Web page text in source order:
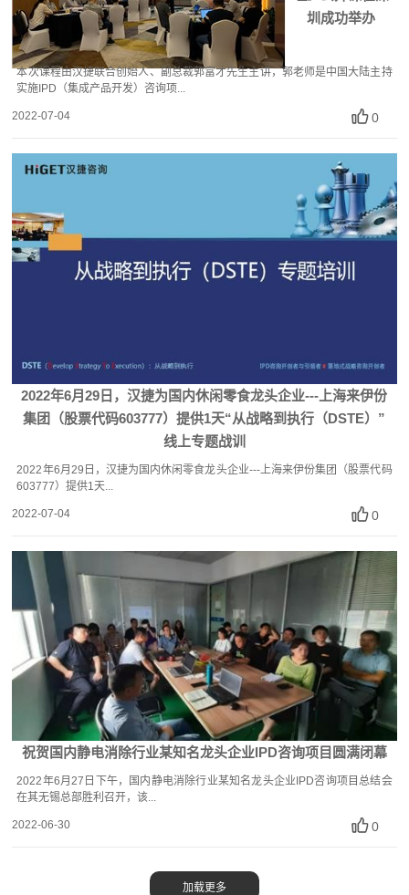
圳成功举办
本次课程由汉捷联合创始人、副总裁郭富才先生主讲，郭老师是中国大陆主持
实施IPD（集成产品开发）咨询项...
2022-07-04 0
2022年6月29日，汉捷为国内休闲零食龙头企业---上海来伊份
集团（股票代码603777）提供1天“从战略到执行（DSTE）”
线上专题战训
2022年6月29日，汉捷为国内休闲零食龙头企业---上海来伊份集团（股票代码
603777）提供1天...
2022-07-04 0
祝贺国内静电消除行业某知名龙头企业IPD咨询项目圆满闭幕
2022年6月27日下午，国内静电消除行业某知名龙头企业IPD咨询项目总结会
在其无锡总部胜利召开，该...
2022-06-30 0